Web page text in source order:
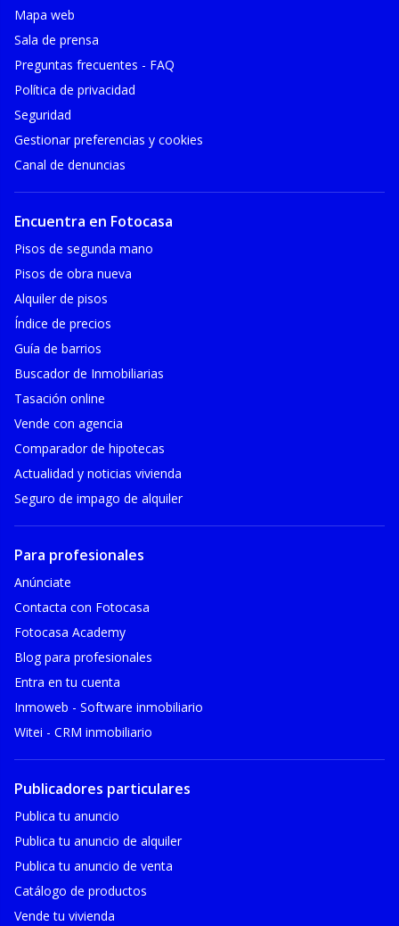
Mapa web
Sala de prensa
Preguntas frecuentes - FAQ
Política de privacidad
Seguridad
Gestionar preferencias y cookies
Canal de denuncias
Encuentra en Fotocasa
Pisos de segunda mano
Pisos de obra nueva
Alquiler de pisos
Índice de precios
Guía de barrios
Buscador de Inmobiliarias
Tasación online
Vende con agencia
Comparador de hipotecas
Actualidad y noticias vivienda
Seguro de impago de alquiler
Para profesionales
Anúnciate
Contacta con Fotocasa
Fotocasa Academy
Blog para profesionales
Entra en tu cuenta
Inmoweb - Software inmobiliario
Witei - CRM inmobiliario
Publicadores particulares
Publica tu anuncio
Publica tu anuncio de alquiler
Publica tu anuncio de venta
Catálogo de productos
Vende tu vivienda